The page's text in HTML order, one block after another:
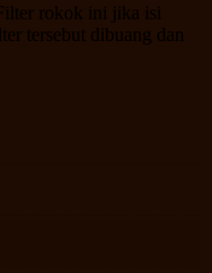
rokok ini jika isi
tersebut dibuang dan